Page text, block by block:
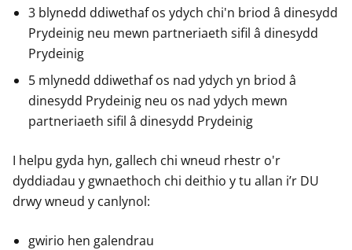
3 blynedd ddiwethaf os ydych chi'n briod â dinesydd
Prydeinig neu mewn partneriaeth sifil â dinesydd
Prydeinig
5 mlynedd ddiwethaf os nad ydych yn briod â
dinesydd Prydeinig neu os nad ydych mewn
partneriaeth sifil â dinesydd Prydeinig
I helpu gyda hyn, gallech chi wneud rhestr o'r
dyddiadau y gwnaethoch chi deithio y tu allan i’r DU
drwy wneud y canlynol:
gwirio hen galendrau